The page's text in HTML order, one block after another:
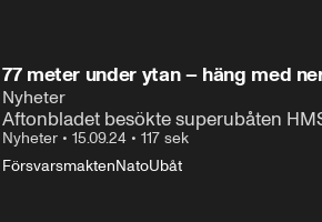
77 meter under ytan – häng med
Nyheter
Aftonbladet besökte superubåten
Nyheter • 15.09.24 • 117 sek
FörsvarsmaktenNatoUbåt